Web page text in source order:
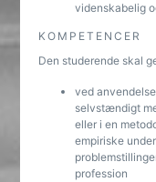
videnskabelig
KOMPETENCER
Den studerende skal
ved
selvstændigt
eller i en
empiriske
profession